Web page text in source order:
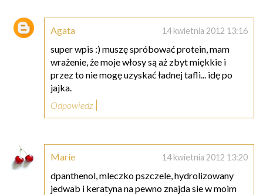
Agata 14 kwietnia 2012 13:16
super wpis :) muszę spróbować protein, mam
wrażenie, że moje włosy są aż zbyt miękkie i
przez to nie mogę uzyskać ładnej tafli... idę po
jajka.
Odpowiedz
Marie 14 kwietnia 2012 13:20
dpanthenol, mleczko pszczele, hydrolizowany
jedwab i keratyna na pewno znajda sie w moim